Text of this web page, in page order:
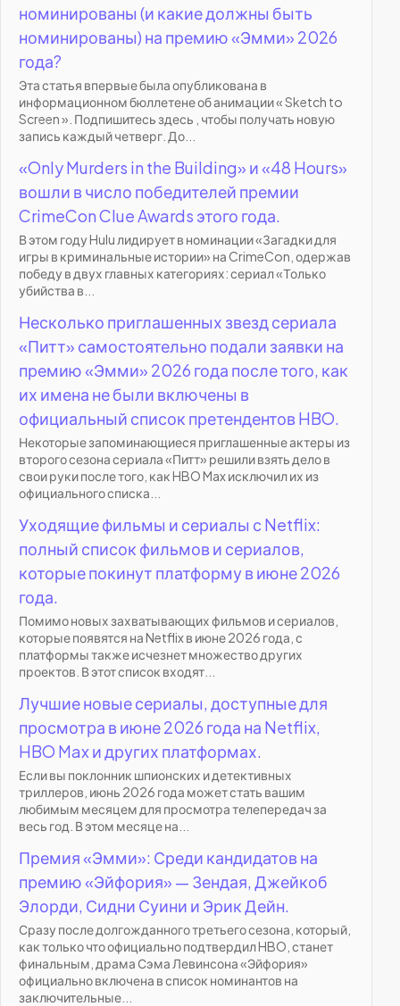
номинированы (и какие должны быть
номинированы) на премию «Эмми» 2026
года?
Эта статья впервые была опубликована в
информационном бюллетене об анимации « Sketch to
Screen ». Подпишитесь здесь , чтобы получать новую
запись каждый четверг. До...
«Only Murders in the Building» и «48 Hours»
вошли в число победителей премии
CrimeCon Clue Awards этого года.
В этом году Hulu лидирует в номинации «Загадки для
игры в криминальные истории» на CrimeCon, одержав
победу в двух главных категориях: сериал «Только
убийства в...
Несколько приглашенных звезд сериала
«Питт» самостоятельно подали заявки на
премию «Эмми» 2026 года после того, как
их имена не были включены в
официальный список претендентов HBO.
Некоторые запоминающиеся приглашенные актеры из
второго сезона сериала «Питт» решили взять дело в
свои руки после того, как HBO Max исключил их из
официального списка...
Уходящие фильмы и сериалы с Netflix:
полный список фильмов и сериалов,
которые покинут платформу в июне 2026
года.
Помимо новых захватывающих фильмов и сериалов,
которые появятся на Netflix в июне 2026 года, с
платформы также исчезнет множество других
проектов. В этот список входят...
Лучшие новые сериалы, доступные для
просмотра в июне 2026 года на Netflix,
HBO Max и других платформах.
Если вы поклонник шпионских и детективных
триллеров, июнь 2026 года может стать вашим
любимым месяцем для просмотра телепередач за
весь год. В этом месяце на...
Премия «Эмми»: Среди кандидатов на
премию «Эйфория» — Зендая, Джейкоб
Элорди, Сидни Суини и Эрик Дейн.
Сразу после долгожданного третьего сезона, который,
как только что официально подтвердил HBO, станет
финальным, драма Сэма Левинсона «Эйфория»
официально включена в список номинантов на
заключительные...